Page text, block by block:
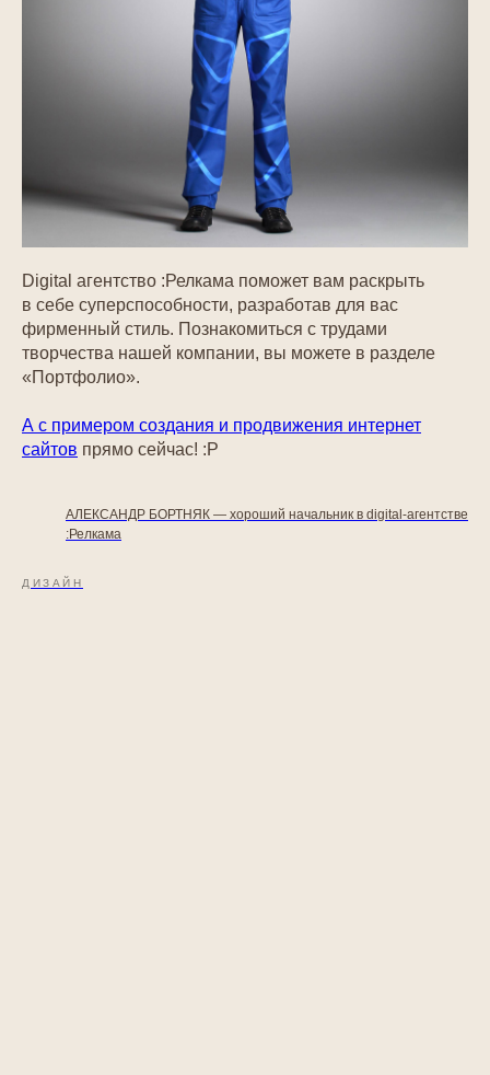
Digital агентство :Релкама поможет вам раскрыть
в себе суперспособности, разработав для вас
фирменный стиль. Познакомиться с трудами
творчества нашей компании, вы можете в разделе
«Портфолио».
А с примером создания и продвижения интернет
сайтов прямо сейчас! :Р
АЛЕКСАНДР БОРТНЯК — хороший начальник в digital-агентстве
:Релкама
ДИЗАЙН